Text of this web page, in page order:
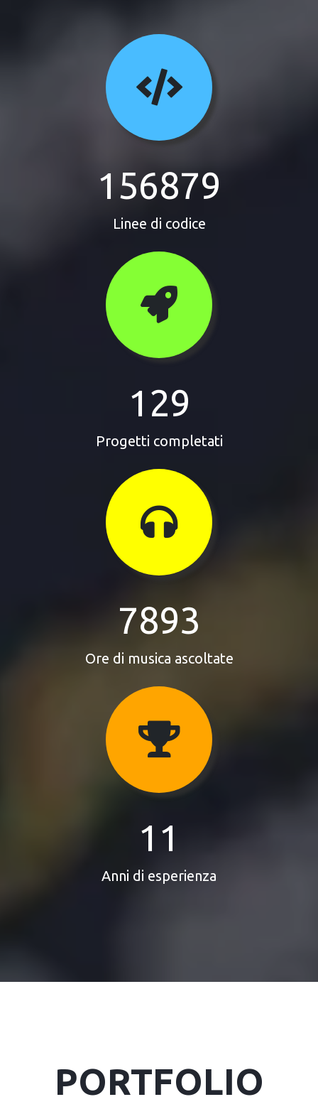
156879
Linee di codice
129
Progetti completati
7893
Ore di musica ascoltate
11
Anni di esperienza
PORTFOLIO